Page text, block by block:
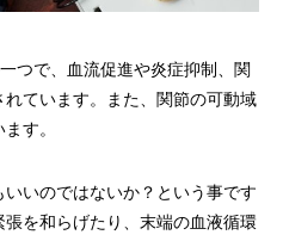
つで、血流促進や炎症抑制、関
ています。また、関節の可動域
す。
いのではないか？という事です
を和らげたり、末端の血液循環